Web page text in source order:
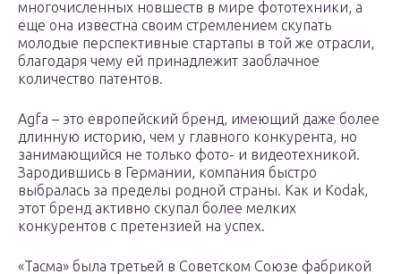
многочисленных новшеств в мире фототехники, а
еще она известна своим стремлением скупать
молодые перспективные стартапы в той же отрасли,
благодаря чему ей принадлежит заоблачное
количество патентов.
Agfa – это европейский бренд, имеющий даже более
длинную историю, чем у главного конкурента, но
занимающийся не только фото- и видеотехникой.
Зародившись в Германии, компания быстро
выбралась за пределы родной страны. Как и Kodak,
этот бренд активно скупал более мелких
конкурентов с претензией на успех.
«Тасма» была третьей в Советском Союзе фабрикой